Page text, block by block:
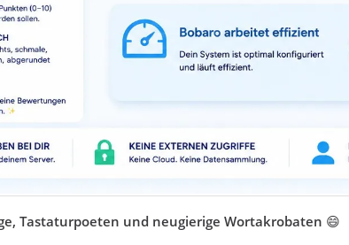
Tastaturpoeten und neugierige Wortakrobaten 😄